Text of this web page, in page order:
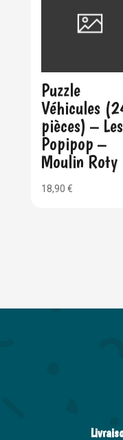
Puzzle
Véhicules
pièces) – Les
Popipop –
Moulin Roty
18,90 €